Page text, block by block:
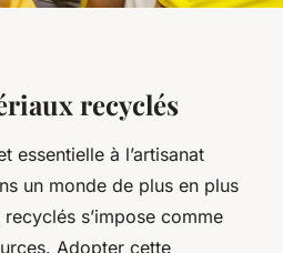
recyclés
essentielle à l’artisanat
un monde de plus en plus
s’impose comme
Adopter cette